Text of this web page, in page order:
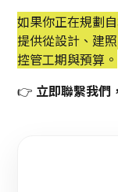
如果你正在規劃
提供從設計、建
控管工期與預算。
👉 立即聯繫我們